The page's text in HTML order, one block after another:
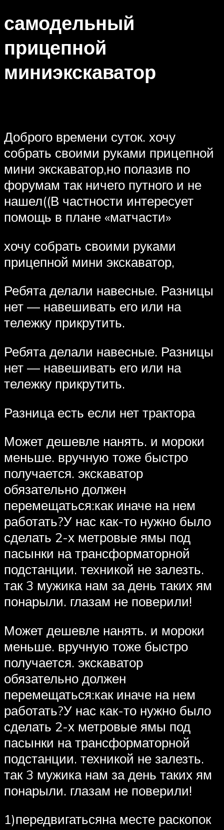
самодельный
прицепной
миниэкскаватор
Доброго времени суток. хочу
собрать своими руками прицепной
мини экскаватор,но полазив по
форумам так ничего путного и не
нашел((В частности интересует
помощь в плане «матчасти»
хочу собрать своими руками
прицепной мини экскаватор,
Ребята делали навесные. Разницы
нет — навешивать его или на
тележку прикрутить.
Ребята делали навесные. Разницы
нет — навешивать его или на
тележку прикрутить.
Разница есть если нет трактора
Может дешевле нанять. и мороки
меньше. вручную тоже быстро
получается. экскаватор
обязательно должен
перемещаться:как иначе на нем
работать?У нас как-то нужно было
сделать 2-х метровые ямы под
пасынки на трансформаторной
подстанции. техникой не залезть.
так 3 мужика нам за день таких ям
понарыли. глазам не поверили!
Может дешевле нанять. и мороки
меньше. вручную тоже быстро
получается. экскаватор
обязательно должен
перемещаться:как иначе на нем
работать?У нас как-то нужно было
сделать 2-х метровые ямы под
пасынки на трансформаторной
подстанции. техникой не залезть.
так 3 мужика нам за день таких ям
понарыли. глазам не поверили!
1)передвигатьсяна месте раскопок